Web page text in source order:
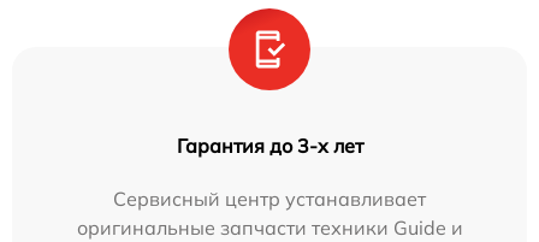
Гарантия до 3-х лет
Сервисный центр устанавливает
оригинальные запчасти техники Guide и